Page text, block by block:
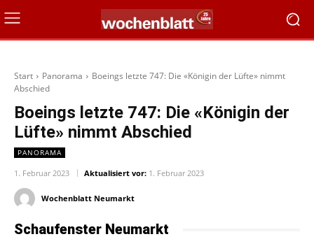
Start Panorama
Boeings letzte 747: Die «Königin der Lüfte» nimmt
Abschied
Boeings letzte 747: Die «Königin der
Lüfte» nimmt Abschied
PANORAMA
1. Februar 2023 Aktualisiert vor: 1. Februar 2023
Wochenblatt Neumarkt
Schaufenster Neumarkt